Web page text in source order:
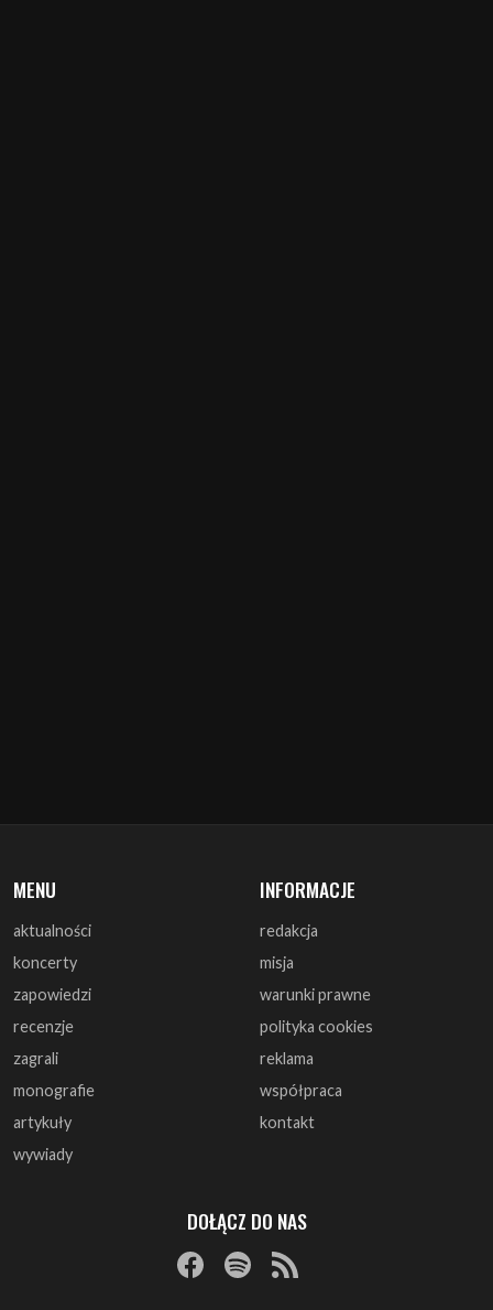
MENU
aktualności
koncerty
zapowiedzi
recenzje
zagrali
monografie
artykuły
wywiady
INFORMACJE
redakcja
misja
warunki prawne
polityka cookies
reklama
współpraca
kontakt
DOŁĄCZ DO NAS